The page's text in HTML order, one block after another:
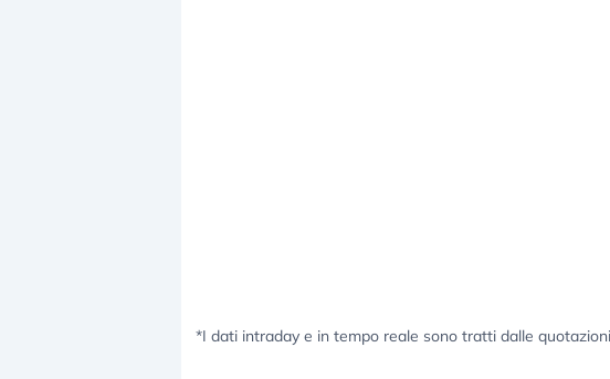
*I dati intraday e in tempo reale sono tratti dalle